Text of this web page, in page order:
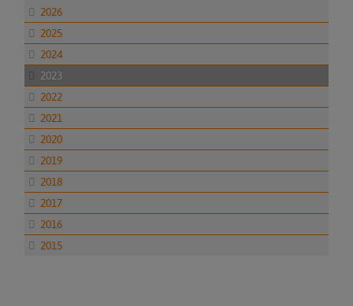
2026
2025
2024
2023
2022
2021
2020
2019
2018
2017
2016
2015